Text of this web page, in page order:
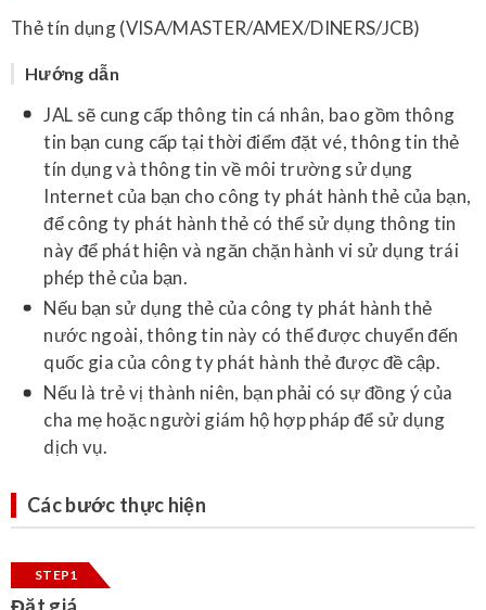
Thẻ tín dụng (VISA/MASTER/AMEX/DINERS/JCB)
Hướng dẫn
JAL sẽ cung cấp thông tin cá nhân, bao gồm thông
tin bạn cung cấp tại thời điểm đặt vé, thông tin thẻ
tín dụng và thông tin về môi trường sử dụng
Internet của bạn cho công ty phát hành thẻ của bạn,
để công ty phát hành thẻ có thể sử dụng thông tin
này để phát hiện và ngăn chặn hành vi sử dụng trái
phép thẻ của bạn.
Nếu bạn sử dụng thẻ của công ty phát hành thẻ
nước ngoài, thông tin này có thể được chuyển đến
quốc gia của công ty phát hành thẻ được đề cập.
Nếu là trẻ vị thành niên, bạn phải có sự đồng ý của
cha mẹ hoặc người giám hộ hợp pháp để sử dụng
dịch vụ.
Các bước thực hiện
STEP1